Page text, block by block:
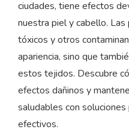
ciudades, tiene efectos
nuestra piel y cabello. Las
tóxicos y otros
apariencia, sino que
estos tejidos. Descubre
efectos dañinos y
saludables con
efectivos.